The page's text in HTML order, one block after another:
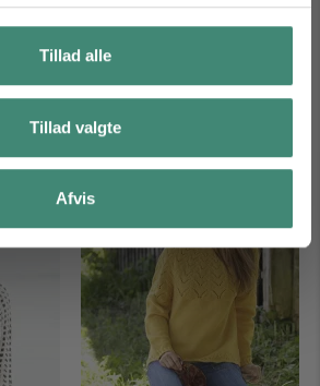
Tillad alle
Tillad valgte
Afvis